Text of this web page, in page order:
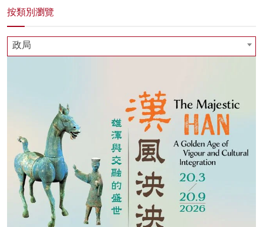
按類別瀏覽
政局